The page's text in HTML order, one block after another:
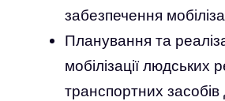
забезпечення
Планування та
мобілізації людських
транспортних засобів